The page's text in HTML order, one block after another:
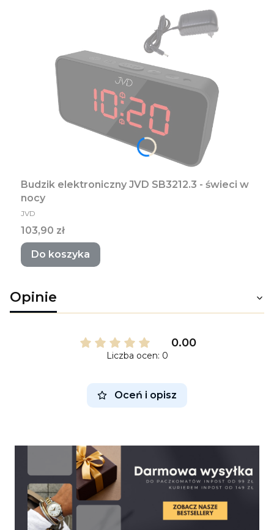
Budzik elektroniczny JVD SB3212.3 - świeci w
nocy
PRODUCENT
JVD
Cena
103,90 zł
Do koszyka
Opinie
0.00
Liczba ocen: 0
Oceń i opisz